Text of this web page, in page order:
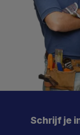
Schrijf je
Meld je aan en
of nieuwe deal